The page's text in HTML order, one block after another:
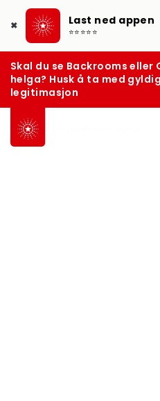
✖ Last ned appen
⭐⭐⭐⭐⭐
Skal du se Backrooms eller
helga? Husk å ta med gyldig
legitimasjon